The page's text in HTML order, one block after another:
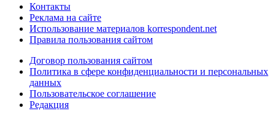
Контакты
Реклама на сайте
Использование материалов korrespondent.net
Правила пользования сайтом
Договор пользования сайтом
Политика в сфере конфиденциальности и персональных
данных
Пользовательское соглашение
Редакция